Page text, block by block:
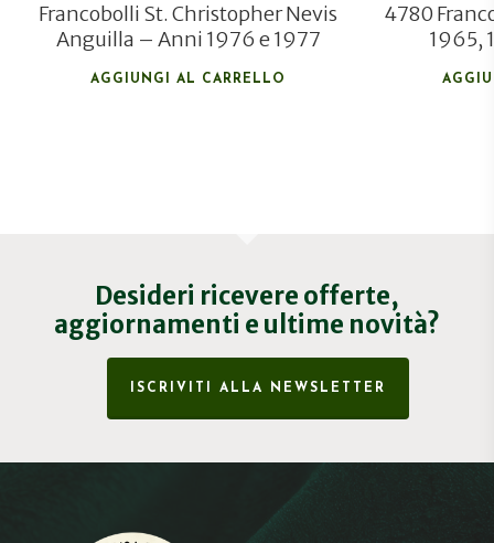
Francobolli St. Christopher Nevis
Anguilla – Anni 1976 e 1977
AGGIUNGI AL CARRELLO
4780
1965,
Desideri ricevere offerte,
aggiornamenti e ultime novità?
ISCRIVITI ALLA NEWSLETTER